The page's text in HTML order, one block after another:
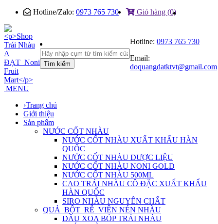
Hotline/Zalo: 0973 765 730 Giỏ hàng (0)
Tìm kiếm
Hotline: 0973 765 730
Email:
doquangdatktvt@gmail.com
MENU
›Trang chủ
Giới thiệu
Sản phẩm
NƯỚC CỐT NHÀU
NƯỚC CỐT NHÀU XUẤT KHẨU HÀN
QUỐC
NƯỚC CỐT NHÀU DƯỢC LIỆU
NƯỚC CỐT NHÀU NONI GOLD
NƯỚC CỐT NHÀU 500ML
CAO TRÁI NHÀU CÔ ĐẶC XUẤT KHẨU
HÀN QUỐC
SIRO NHÀU NGUYÊN CHẤT
QUẢ_BỘT_RỄ_VIÊN NÉN NHÀU
DẦU XOA BÓP TRÁI NHÀU